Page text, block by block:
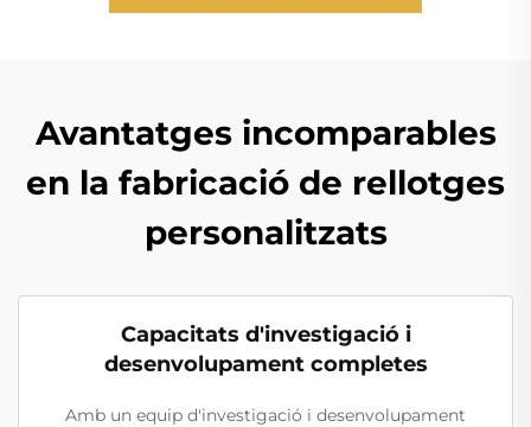
Avantatges incomparables
en la fabricació de rellotges
personalitzats
Capacitats d'investigació i
desenvolupament completes
Amb un equip d'investigació i desenvolupament